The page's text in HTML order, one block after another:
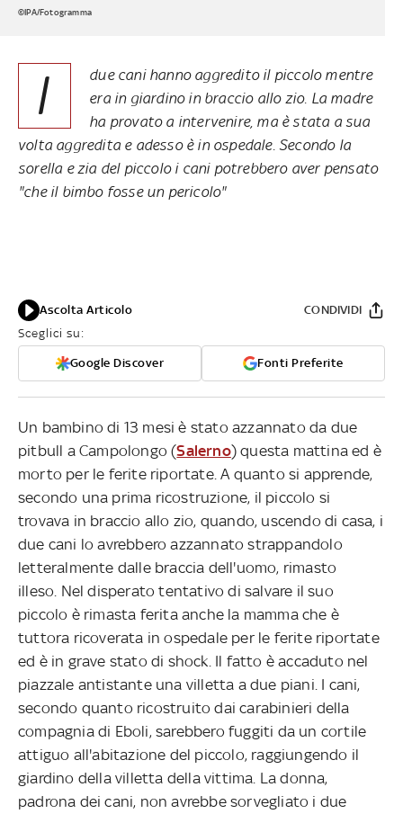
©IPA/Fotogramma
I
due cani hanno aggredito il piccolo mentre
era in giardino in braccio allo zio. La madre
ha provato a intervenire, ma è stata a sua
volta aggredita e adesso è in ospedale. Secondo la
sorella e zia del piccolo i cani potrebbero aver pensato
"che il bimbo fosse un pericolo"
Ascolta Articolo
Sceglici su:
Google Discover Fonti Preferite
CONDIVIDI
Un bambino di 13 mesi è stato azzannato da due
pitbull a Campolongo (Salerno) questa mattina ed è
morto per le ferite riportate. A quanto si apprende,
secondo una prima ricostruzione, il piccolo si
trovava in braccio allo zio, quando, uscendo di casa, i
due cani lo avrebbero azzannato strappandolo
letteralmente dalle braccia dell'uomo, rimasto
illeso. Nel disperato tentativo di salvare il suo
piccolo è rimasta ferita anche la mamma che è
tuttora ricoverata in ospedale per le ferite riportate
ed è in grave stato di shock. Il fatto è accaduto nel
piazzale antistante una villetta a due piani. I cani,
secondo quanto ricostruito dai carabinieri della
compagnia di Eboli, sarebbero fuggiti da un cortile
attiguo all'abitazione del piccolo, raggiungendo il
giardino della villetta della vittima. La donna,
padrona dei cani, non avrebbe sorvegliato i due